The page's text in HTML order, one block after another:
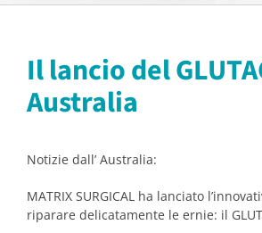
Il lancio del
Australia
Notizie dall’ Australia:
MATRIX SURGICAL ha lanciato
riparare delicatamente le ernie: il